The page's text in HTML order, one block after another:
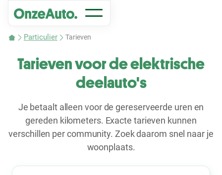
Particulier Tarieven
Tarieven voor de elektrische
deelauto's
Je betaalt alleen voor de gereserveerde uren en
gereden kilometers. Exacte tarieven kunnen
verschillen per community. Zoek daarom snel naar je
woonplaats.